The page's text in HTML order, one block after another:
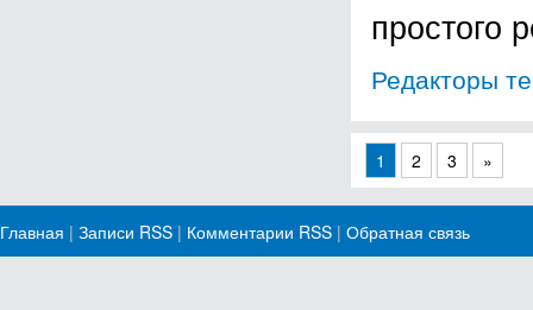
простого
Редакторы
1 2 3 »
Главная | Записи RSS | Комментарии RSS | Обратная связь